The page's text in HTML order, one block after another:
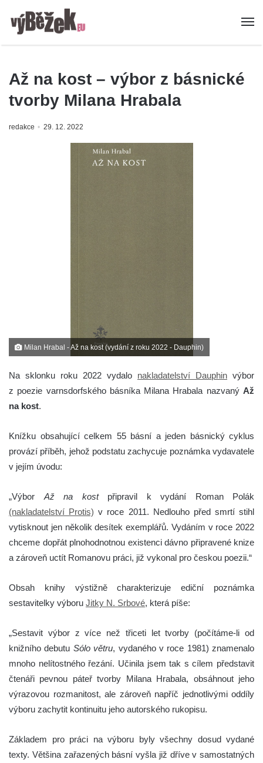
Až na kost – výbor z básnické
tvorby Milana Hrabala
redakce 29. 12. 2022
Milan Hrabal - Až na kost (vydání z roku 2022 - Dauphin)
Na sklonku roku 2022 vydalo nakladatelství Dauphin výbor
z poezie varnsdorfského básníka Milana Hrabala nazvaný Až
na kost.
Knížku obsahující celkem 55 básní a jeden básnický cyklus
provází příběh, jehož podstatu zachycuje poznámka vydavatele
v jejím úvodu:
„VýborAž na kostpřipravil k vydání Roman Polák
(nakladatelství Protis) v roce 2011. Nedlouho před smrtí stihl
vytisknout jen několik desítek exemplářů. Vydáním v roce 2022
chceme dopřát plnohodnotnou existenci dávno připravené knize
a zároveň uctít Romanovu práci, již vykonal pro českou poezii.“
Obsah knihy výstižně charakterizuje ediční poznámka
sestavitelky výboru Jitky N. Srbové, která píše:
„Sestavit výbor z více než třiceti let tvorby (počítáme-li od
knižního debutu Sólo větru, vydaného v roce 1981) znamenalo
mnoho nelítostného řezání. Učinila jsem tak s cílem představit
čtenáři pevnou páteř tvorby Mi­lana Hrabala, obsáhnout jeho
výrazovou rozmanitost, ale zároveň napříč jednotlivými oddíly
výboru zachytit kontinuitu jeho autorského rukopisu.
Základem pro práci na výboru byly všechny dosud vydané
texty. Většina zařazených básní vyšla již dříve v samostatných